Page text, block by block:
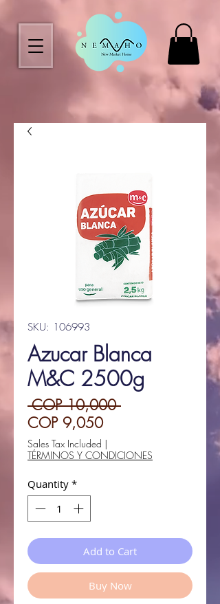
SKU: 106993
Azucar Blanca
M&C 2500g
COP 10,000 Regular
COP 9,050Sale
Price
Sales Tax Included |
TÉRMINOS Y CONDICIONES
Quantity *
Add to Cart
Buy Now